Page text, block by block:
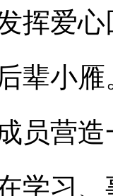
挥爱
辈小雁
员营
学习